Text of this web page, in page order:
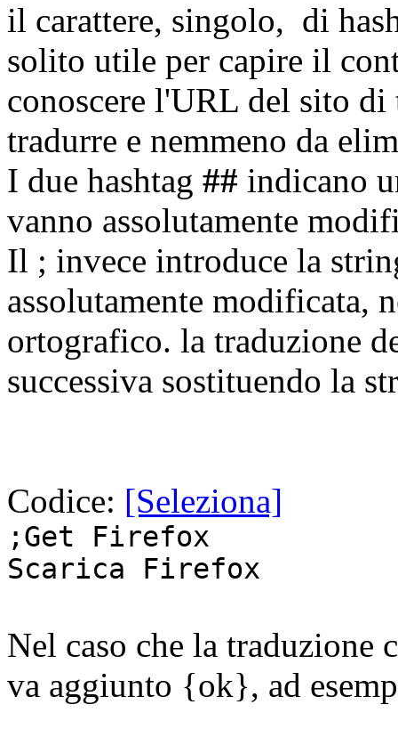
il carattere, singolo, di
solito utile per capire il
conoscere l'URL del sito di
tradurre e nemmeno da
I due hashtag ## indicano
vanno assolutamente
Il ; invece introduce la
assolutamente modificata,
ortografico. la traduzione
successiva sostituendo la
Codice: [Seleziona]
;Get Firefox
Scarica Firefox
Nel caso che la traduzione
va aggiunto {ok}, ad